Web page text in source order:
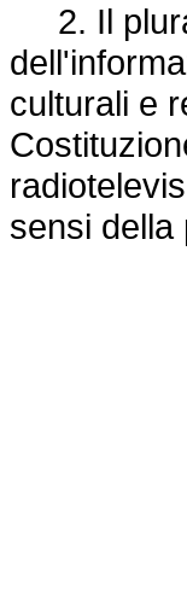
2. Il
culturali e
sensi della